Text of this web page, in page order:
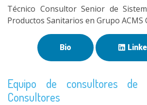
Técnico Consultor Senior de
Productos Sanitarios en Grupo ACMS
Bio
Equipo de consultores de
Consultores